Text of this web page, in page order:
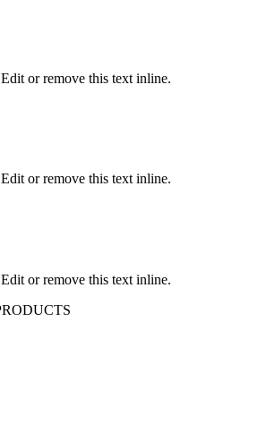
or remove this text inline.
or remove this text inline.
or remove this text inline.